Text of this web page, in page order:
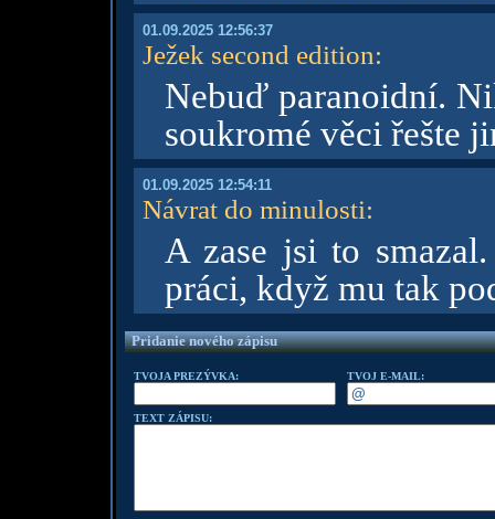
01.09.2025 12:56:37
Ježek second edition:
Nebuď paranoidní.
soukromé věci řešte
01.09.2025 12:54:11
Návrat do minulosti:
A zase jsi to
práci, když mu tak
Pridanie nového zápisu
TVOJA PREZÝVKA: TVOJ E-MAIL:
TEXT ZÁPISU: